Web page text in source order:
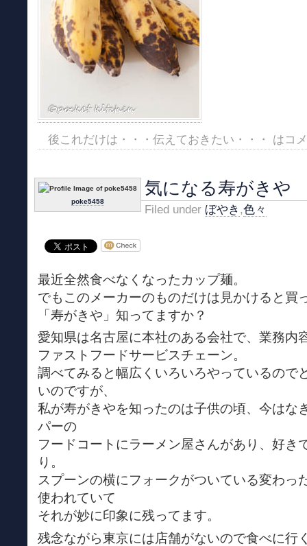
後これだけは・・・伝えておきたい・・・ はコ
poke5458
気になる寿がきや
Filed under ぼやき ,色々
最近全然食べなくなったカップ麺。
でもこのメーカーのものだけは見かけると買
「寿がきや」知ってますか？
愛知県は名古屋に本社のある会社で、業務内
ファストフードサービスチェーン。
調べてみると幅広くいろいろやっているので
いのですが、
私が寿がきやを知ったのは子供の頃、今はな
パーの
フードコートにラーメン屋さんがあり、好き
り。
スプーンの横にフォークがついている変わっ
使われていて
それが妙に印象に残ってます。
残念ながら東京には店舗がないので食べに行